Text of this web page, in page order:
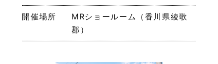
開催場所
MRショールーム（香川県綾歌
郡）